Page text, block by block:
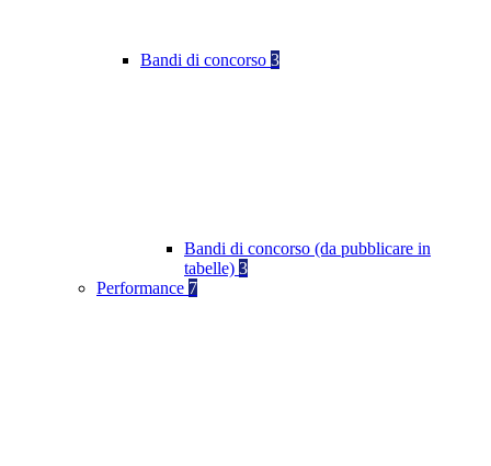
Bandi di concorso 3
Bandi di concorso (da pubblicare in
tabelle) 3
Performance 7